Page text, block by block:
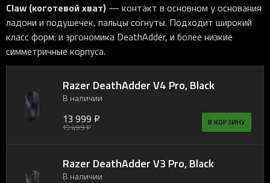
Claw (коготевой хват) — контакт в основном у основания
ладони и подушечек, пальцы согнуты. Подходит широкий
класс форм: и эргономика DeathAdder, и более низкие
симметричные корпуса.
Razer DeathAdder V4 Pro, Black
В наличии
13 999 ₽
15 499 ₽ В КОРЗИНУ
Razer DeathAdder V3 Pro, Black
В наличии